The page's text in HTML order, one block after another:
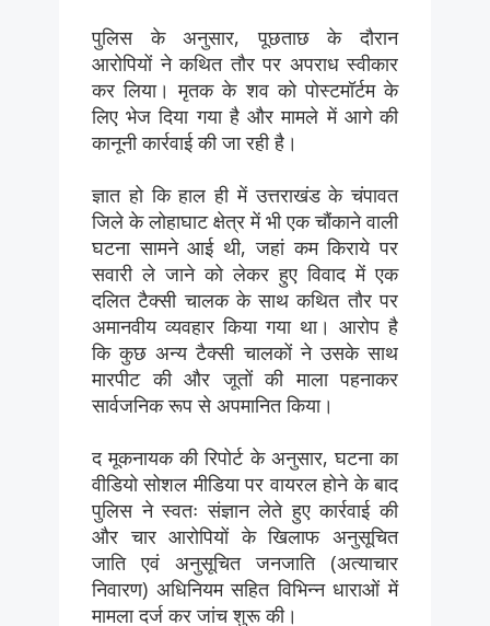
पुलिस के अनुसार, पूछताछ के दौरान
आरोपियों ने कथित तौर पर अपराध स्वीकार
कर लिया। मृतक के शव को पोस्टमॉर्टम के
लिए भेज दिया गया है और मामले में आगे की
कानूनी कार्रवाई की जा रही है।
ज्ञात हो कि हाल ही में उत्तराखंड के चंपावत
जिले के लोहाघाट क्षेत्र में भी एक चौंकाने वाली
घटना सामने आई थी, जहां कम किराये पर
सवारी ले जाने को लेकर हुए विवाद में एक
दलित टैक्सी चालक के साथ कथित तौर पर
अमानवीय व्यवहार किया गया था। आरोप है
कि कुछ अन्य टैक्सी चालकों ने उसके साथ
मारपीट की और जूतों की माला पहनाकर
सार्वजनिक रूप से अपमानित किया।
द मूकनायक की रिपोर्ट के अनुसार, घटना का
वीडियो सोशल मीडिया पर वायरल होने के बाद
पुलिस ने स्वतः संज्ञान लेते हुए कार्रवाई की
और चार आरोपियों के खिलाफ अनुसूचित
जाति एवं अनुसूचित जनजाति (अत्याचार
निवारण) अधिनियम सहित विभिन्न धाराओं में
मामला दर्ज कर जांच शुरू की।